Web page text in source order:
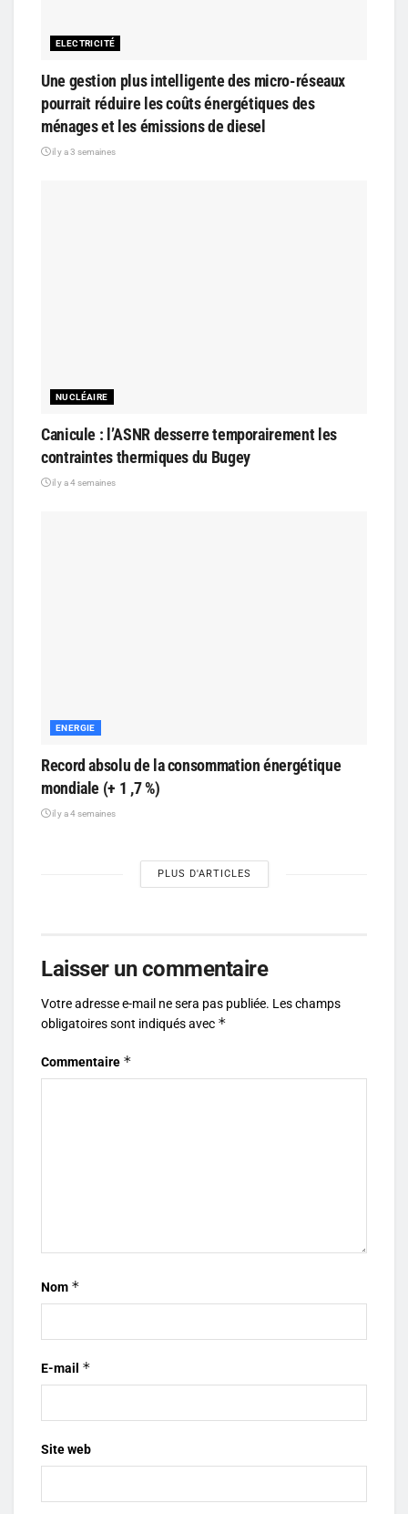
ELECTRICITÉ
Une gestion plus intelligente des micro-réseaux
pourrait réduire les coûts énergétiques des
ménages et les émissions de diesel
il y a 3 semaines
NUCLÉAIRE
Canicule : l’ASNR desserre temporairement les
contraintes thermiques du Bugey
il y a 4 semaines
ENERGIE
Record absolu de la consommation énergétique
mondiale (+ 1 ,7 %)
il y a 4 semaines
PLUS D'ARTICLES
Laisser un commentaire
Votre adresse e-mail ne sera pas publiée. Les champs
obligatoires sont indiqués avec *
Commentaire *
Nom *
E-mail *
Site web